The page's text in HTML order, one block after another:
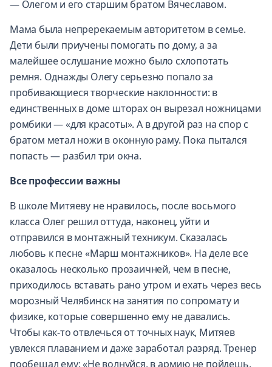
— Олегом и его старшим братом Вячеславом.
Мама была непререкаемым авторитетом в семье.
Дети были приучены помогать по дому, а за
малейшее ослушание можно было схлопотать
ремня. Однажды Олегу серьезно попало за
пробивающиеся творческие наклонности: в
единственных в доме шторах он вырезал ножницами
ромбики — «для красоты». А в другой раз на спор с
братом метал ножи в оконную раму. Пока пытался
попасть — разбил три окна.
Все профессии важны
В школе Митяеву не нравилось, после восьмого
класса Олег решил оттуда, наконец, уйти и
отправился в монтажный техникум. Сказалась
любовь к песне «Марш монтажников». На деле все
оказалось несколько прозаичней, чем в песне,
приходилось вставать рано утром и ехать через весь
морозный Челябинск на занятия по сопромату и
физике, которые совершенно ему не давались.
Чтобы как-то отвлечься от точных наук, Митяев
увлекся плаванием и даже заработал разряд. Тренер
пообещал ему: «Не волнуйся, в армию не пойдешь,